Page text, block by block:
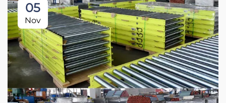
05
Nov